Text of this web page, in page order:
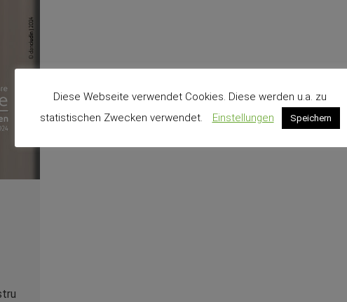
Diese Webseite verwendet Cookies. Diese werden u.a. zu
statistischen Zwecken verwendet.
Einstellungen Speichern